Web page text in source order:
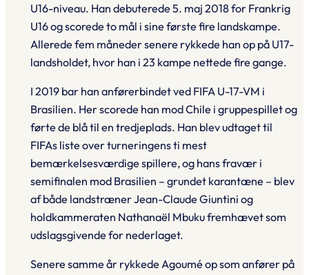
U16-niveau. Han debuterede 5. maj 2018 for Frankrig
U16 og scorede to mål i sine første fire landskampe.
Allerede fem måneder senere rykkede han op på U17-
landsholdet, hvor han i 23 kampe nettede fire gange.
I 2019 bar han anførerbindet ved FIFA U-17-VM i
Brasilien. Her scorede han mod Chile i gruppespillet og
førte de blå til en tredjeplads. Han blev udtaget til
FIFAs liste over turneringens ti mest
bemærkelsesværdige spillere, og hans fravær i
semifinalen mod Brasilien – grundet karantæne – blev
af både landstræner Jean-Claude Giuntini og
holdkammeraten Nathanaël Mbuku fremhævet som
udslagsgivende for nederlaget.
Senere samme år rykkede Agoumé op som anfører på